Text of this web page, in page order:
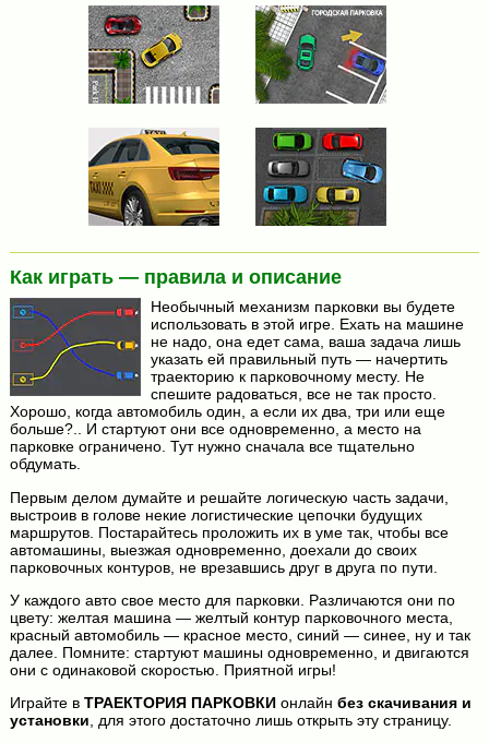
Как играть — правила и описание
Необычный механизм парковки вы будете
использовать в этой игре. Ехать на машине
не надо, она едет сама, ваша задача лишь
указать ей правильный путь — начертить
траекторию к парковочному месту. Не
спешите радоваться, все не так просто.
Хорошо, когда автомобиль один, а если их два, три или еще
больше?.. И стартуют они все одновременно, а место на
парковке ограничено. Тут нужно сначала все тщательно
обдумать.
Первым делом думайте и решайте логическую часть задачи,
выстроив в голове некие логистические цепочки будущих
маршрутов. Постарайтесь проложить их в уме так, чтобы все
автомашины, выезжая одновременно, доехали до своих
парковочных контуров, не врезавшись друг в друга по пути.
У каждого авто свое место для парковки. Различаются они по
цвету: желтая машина — желтый контур парковочного места,
красный автомобиль — красное место, синий — синее, ну и так
далее. Помните: стартуют машины одновременно, и двигаются
они с одинаковой скоростью. Приятной игры!
Играйте в ТРАЕКТОРИЯ ПАРКОВКИонлайн без скачивания и
установки, для этого достаточно лишь открыть эту страницу.